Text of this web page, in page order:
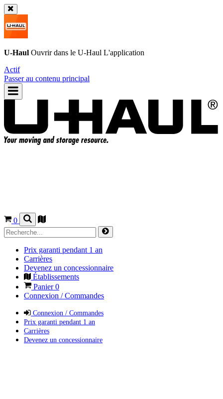
U-Haul Ouvrir dans le U-Haul L'application
Actif
Passer au contenu principal
0
Prix garanti pendant 1 an
Carrières
Devenez un concessionnaire
Établissements
Panier0
Connexion / Commandes
Connexion / Commandes
Prix garanti pendant 1 an
Carrières
Devenez un concessionnaire